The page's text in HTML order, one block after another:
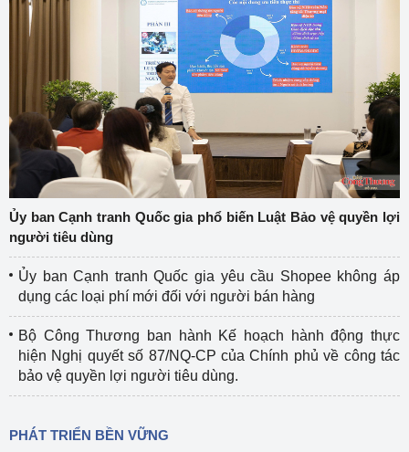
Ủy ban Cạnh tranh Quốc gia phổ biến Luật Bảo vệ quyền lợi
người tiêu dùng
Ủy ban Cạnh tranh Quốc gia yêu cầu Shopee không áp
dụng các loại phí mới đối với người bán hàng
Bộ Công Thương ban hành Kế hoạch hành động thực
hiện Nghị quyết số 87/NQ-CP của Chính phủ về công tác
bảo vệ quyền lợi người tiêu dùng.
PHÁT TRIỂN BỀN VỮNG